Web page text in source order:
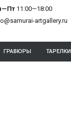
11:00—18:00
artgallery.ru
ГРАВЮРЫ ТАРЕЛКИ